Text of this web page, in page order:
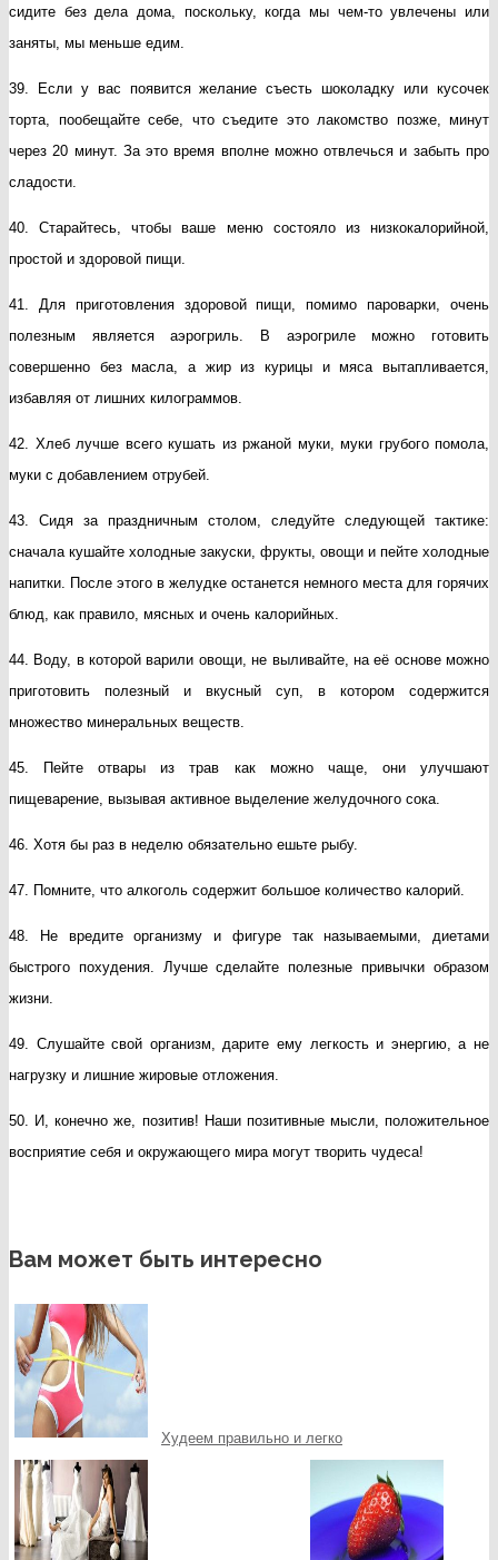
сидите без дела дома, поскольку, когда мы чем-то увлечены или
заняты, мы меньше едим.
39. Если у вас появится желание съесть шоколадку или кусочек
торта, пообещайте себе, что съедите это лакомство позже, минут
через 20 минут. За это время вполне можно отвлечься и забыть про
сладости.
40. Старайтесь, чтобы ваше меню состояло из низкокалорийной,
простой и здоровой пищи.
41. Для приготовления здоровой пищи, помимо пароварки, очень
полезным является аэрогриль. В аэрогриле можно готовить
совершенно без масла, а жир из курицы и мяса вытапливается,
избавляя от лишних килограммов.
42. Хлеб лучше всего кушать из ржаной муки, муки грубого помола,
муки с добавлением отрубей.
43. Сидя за праздничным столом, следуйте следующей тактике:
сначала кушайте холодные закуски, фрукты, овощи и пейте холодные
напитки. После этого в желудке останется немного места для горячих
блюд, как правило, мясных и очень калорийных.
44. Воду, в которой варили овощи, не выливайте, на её основе можно
приготовить полезный и вкусный суп, в котором содержится
множество минеральных веществ.
45. Пейте отвары из трав как можно чаще, они улучшают
пищеварение, вызывая активное выделение желудочного сока.
46. Хотя бы раз в неделю обязательно ешьте рыбу.
47. Помните, что алкоголь содержит большое количество калорий.
48. Не вредите организму и фигуре так называемыми, диетами
быстрого похудения. Лучше сделайте полезные привычки образом
жизни.
49. Слушайте свой организм, дарите ему легкость и энергию, а не
нагрузку и лишние жировые отложения.
50. И, конечно же, позитив! Наши позитивные мысли, положительное
восприятие себя и окружающего мира могут творить чудеса!
Вам может быть интересно
Худеем правильно и легко